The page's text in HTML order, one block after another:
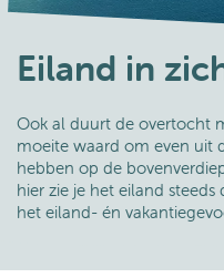
Eiland in
Ook al duurt de overtocht
moeite waard om even uit
hebben op de
hier zie je het eiland
het eiland- én